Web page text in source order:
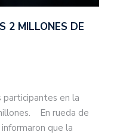
2 MILLONES DE
participantes en la
En rueda de
que la